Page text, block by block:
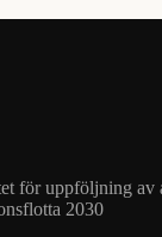
för uppföljning av
2030